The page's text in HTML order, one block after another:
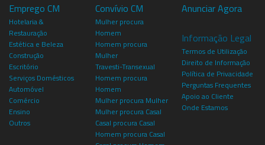
Emprego CM
Hotelaria &
Restauração
Estética e Beleza
Construção
Escritório
Serviços Domésticos
Automóvel
Comércio
Ensino
Outros
Convívio CM
Mulher procura
Homem
Homem procura
Mulher
Travesti-Transexual
Homem procura
Homem
Mulher procura Mulher
Mulher procura Casal
Casal procura Casal
Homem procura Casal
Anunciar Agora
Informação Legal
Termos de Utilização
Direito de Informação
Política de Privacidade
Perguntas Frequentes
Apoio ao Cliente
Onde Estamos